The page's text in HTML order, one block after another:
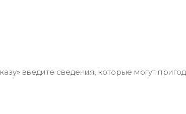
введите сведения, которые могут